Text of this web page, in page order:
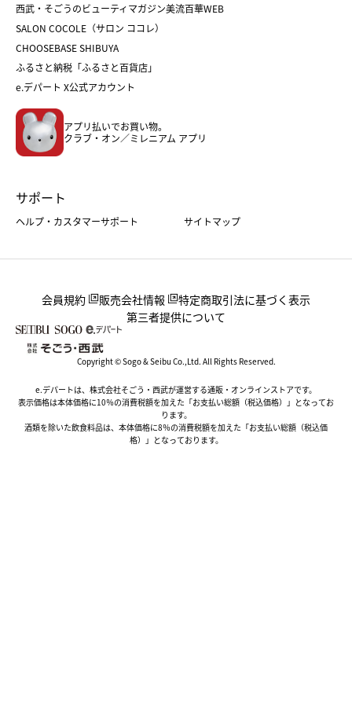
ホワイトデー
バレンタイン
ホワイトデー
おせち
フード
ホーム・キッチン＆アート
西武・そごうのビューティマガジン美流百華WEB
SALON COCOLE（サロン ココレ）
CHOOSEBASE SHIBUYA
ふるさと納税「ふるさと百貨店」
e.デパート X公式アカウント
アプリ払いでお買い物。
クラブ・オン／ミレニアム アプリ
サポート
ヘルプ・カスタマーサポート サイトマップ
会員規約 販売会社情報
特定商取引法に基づく表示
第三者提供について
Copyright © Sogo & Seibu Co.,Ltd. All Rights Reserved.
e.デパートは、株式会社そごう・西武が運営する通販・オンラインストアです。
表示価格は本体価格に10％の消費税額を加えた「お支払い総額（税込価格）」となってお
ります。
酒類を除いた飲食料品は、本体価格に8％の消費税額を加えた「お支払い総額（税込価
格）」となっております。